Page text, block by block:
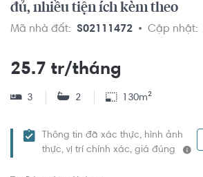
đủ, nhiều tiện ích kèm theo
Mã nhà đất: S02111472 Cập nhật:
25.7 tr/tháng
3 2 130m²
Thông tin đã xác thực, hình ảnh
thực, vị trí chính xác, giá đúng